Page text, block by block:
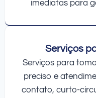
imediatas para
Serviços
Serviços para
preciso e
contato, curto-